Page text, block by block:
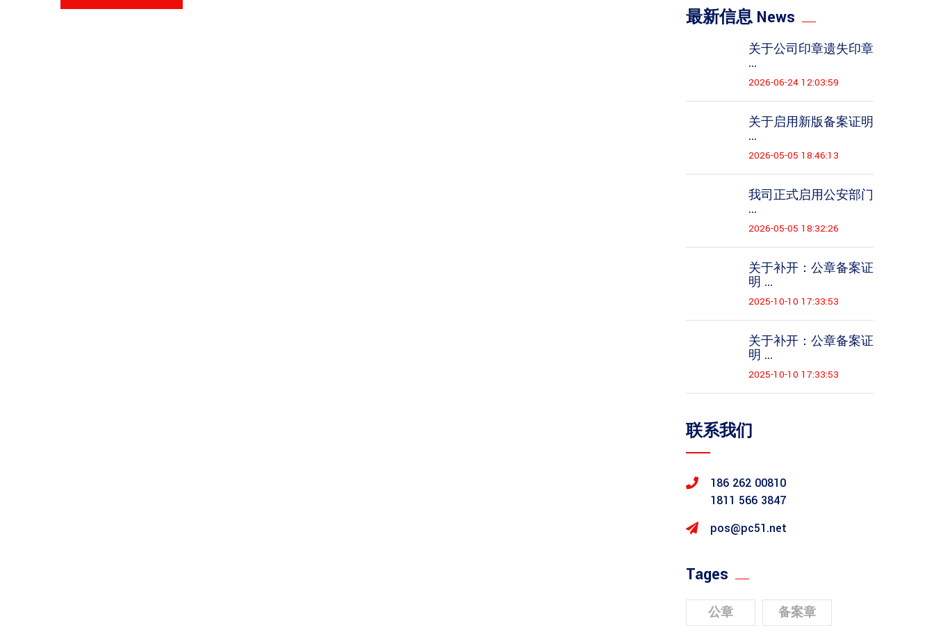
最新信息 News
关于公司印章遗失印章
...
2026-06-24 12:03:59
关于启用新版备案证明
...
2026-05-05 18:46:13
我司正式启用公安部门
...
2026-05-05 18:32:26
关于补开：公章备案证
明 ...
2025-10-10 17:33:53
关于补开：公章备案证
明 ...
2025-10-10 17:33:53
联系我们
186 262 00810
1811 566 3847
pos@pc51.net
Tages
公章 备案章